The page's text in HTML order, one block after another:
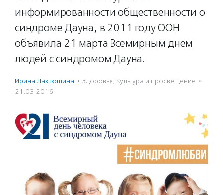
информированности общественности о
синдроме Дауна, в 2011 году ООН
объявила 21 марта Всемирным днем
людей с синдромом Дауна.
Ирина Лактюшина · Здоровье, Культура и просвещение ·
21.03.2016